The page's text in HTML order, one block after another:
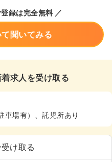
録は完全無料 ／
聞いてみる
求人を受け取る
車場有）、託児所あり
け取る